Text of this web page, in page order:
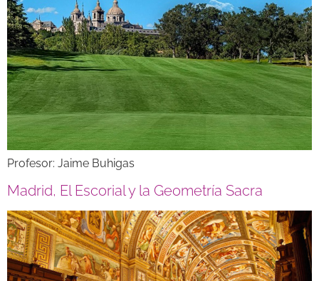
Profesor: Jaime Buhigas
Madrid, El Escorial y la Geometría Sacra